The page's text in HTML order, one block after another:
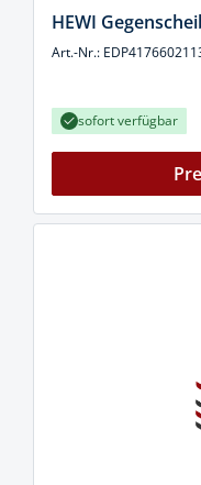
HEWI
Art.-Nr.:
sofort verfügbar